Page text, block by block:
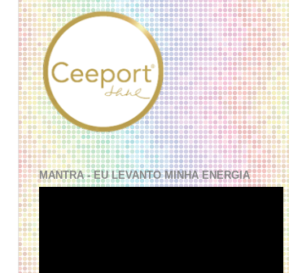
MANTRA - EU LEVANTO MINHA ENERGIA